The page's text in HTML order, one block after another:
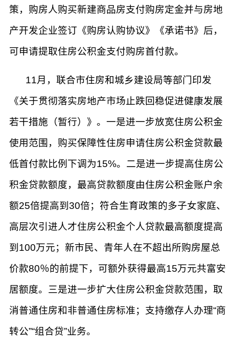
策，购房人购买新建商品房支付购房定金并与房地
产开发企业签订《购房认购协议》《承诺书》后，
可申请提取住房公积金支付购房首付款。
11月，联合市住房和城乡建设局等部门印发
《关于贯彻落实房地产市场止跌回稳促进健康发展
若干措施（暂行）》。一是进一步放宽住房公积金
使用范围，购买保障性住房申请住房公积金贷款最
低首付款比例下调为15%。二是进一步提高住房公
积金贷款额度，最高贷款额度由住房公积金账户余
额25倍提高到30倍；符合生育政策的多子女家庭、
高层次引进人才住房公积金个人贷款最高额度提高
到100万元；新市民、青年人在不超出所购房屋总
价款80％的前提下，可额外获得最高15万元共富安
居额度。三是进一步扩大住房公积金贷款范围，取
消普通住房和非普通住房标准；支持缴存人办理“商
转公”“组合贷”业务。